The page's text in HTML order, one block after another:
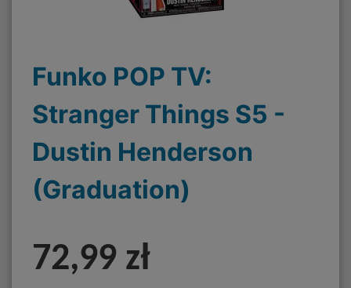
Funko POP TV:
Stranger Things S5 -
Dustin Henderson
(Graduation)
72,99 zł